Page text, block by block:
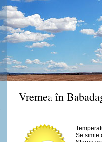
Vremea în
Se simte